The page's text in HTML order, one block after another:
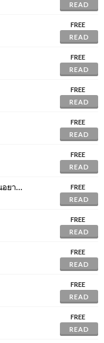
READ
FREE
READ
FREE
READ
FREE
READ
FREE
READ
FREE
READ
"Turn on the Write..." ชอบท้องฟ้าจนอยากจะแต่งงานด้วย
FREE
READ
FREE
READ
FREE
READ
FREE
READ
FREE
READ